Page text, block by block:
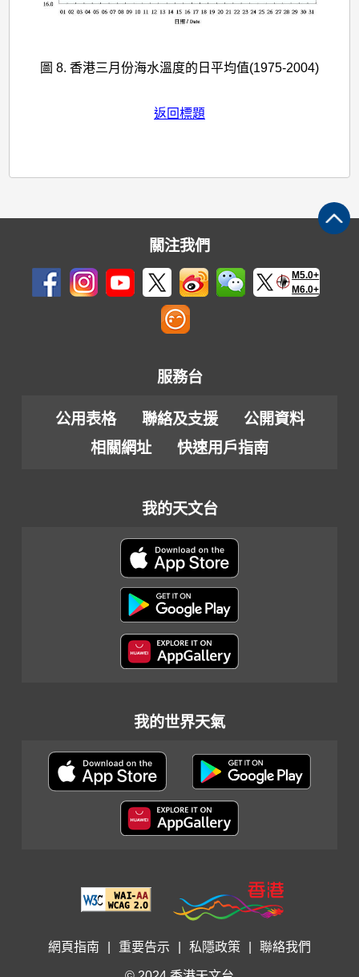
圖 8. 香港三月份海水溫度的日平均值(1975-2004)
返回標題
關注我們
M5.0+
M6.0+
服務台
公用表格 聯絡及支援
公開資料
相關網址
快速用戶指南
我的天文台
我的世界天氣
網頁指南 重要告示 私隱政策 聯絡我們